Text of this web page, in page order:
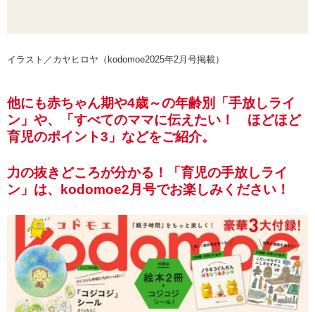
イラスト／カヤヒロヤ（kodomoe2025年2月号掲載）
他にも赤ちゃん期や4歳～の年齢別「手放しライ
ン」や、「すべてのママに伝えたい！ ほどほど
育児のポイント3」などをご紹介。
力の抜きどころが分かる！「育児の手放しライ
ン」は、kodomoe2月号でお楽しみください！